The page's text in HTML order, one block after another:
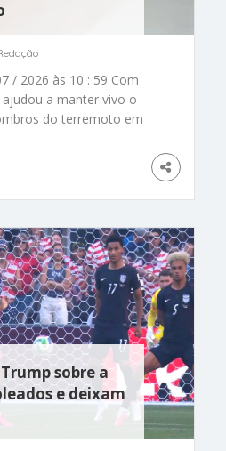
/ 2026 às 10 : 59 Com
a manter vivo o
do terremoto em
de México Quem tem pet
quem amam. E
salvou um rapaz
de toneladas de
que só conseguiu se
cachorrinho permaneceu
inteiro, e o mais
ele fazia
sobre a
e deixam